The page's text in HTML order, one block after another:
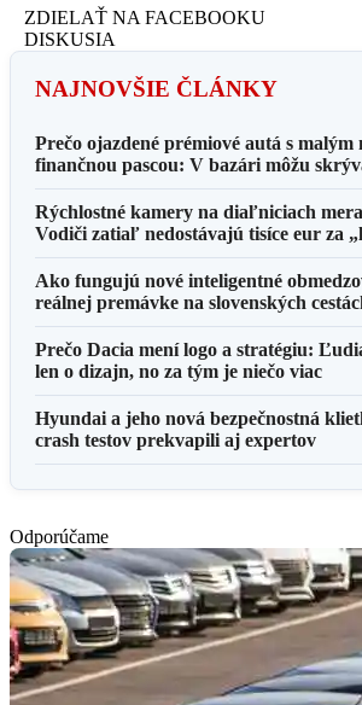
ZDIELAŤ NA FACEBOOKU
DISKUSIA
NAJNOVŠIE ČLÁNKY
Prečo ojazdené prémiové autá s malým
finančnou pascou: V bazári môžu
Rýchlostné kamery na diaľniciach
Vodiči zatiaľ nedostávajú tisíce eur za
Ako fungujú nové inteligentné
reálnej premávke na slovenských
Prečo Dacia mení logo a stratégiu:
len o dizajn, no za tým je niečo viac
Hyundai a jeho nová bezpečnostná
crash testov prekvapili aj expertov
Odporúčame